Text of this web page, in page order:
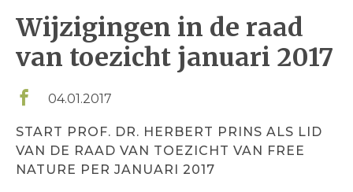
KOM KIJKEN
WILDERNISVLEES
Wijzigingen in de raad
van toezicht januari 2017
04.01.2017
START PROF. DR. HERBERT PRINS ALS LID
VAN DE RAAD VAN TOEZICHT VAN FREE
NATURE PER JANUARI 2017